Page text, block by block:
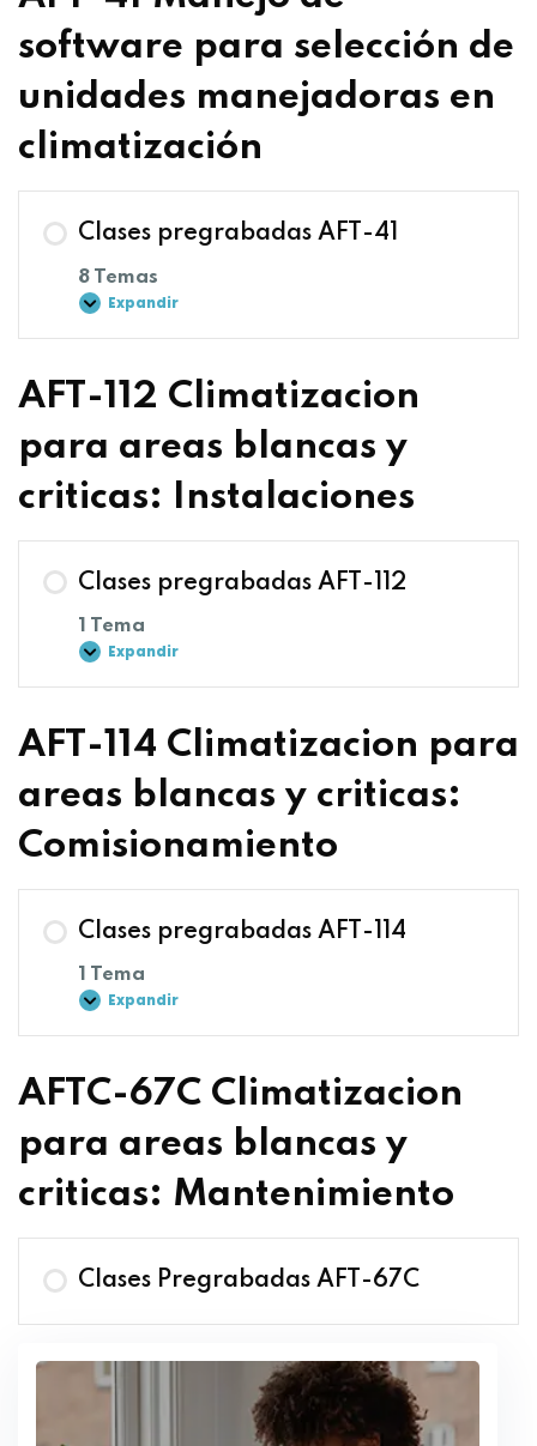
software para selección de
unidades manejadoras en
climatización
Clases pregrabadas AFT-41
8 Temas
Expandir
AFT-112 Climatizacion
para areas blancas y
criticas: Instalaciones
Clases pregrabadas AFT-112
1 Tema
Expandir
AFT-114 Climatizacion para
areas blancas y criticas:
Comisionamiento
Clases pregrabadas AFT-114
1 Tema
Expandir
AFTC-67C Climatizacion
para areas blancas y
criticas: Mantenimiento
Clases Pregrabadas AFT-67C